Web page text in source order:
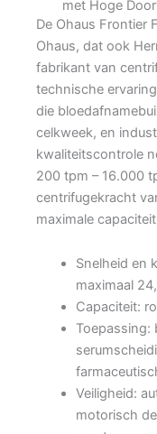
met Hoge
De Ohaus Frontier
Ohaus, dat ook
fabrikant van
technische
die
celkweek, en
kwaliteitscontrole
200 tpm – 16.000
centrifugekracht
maximale
Snelheid en
maximaal
Capaciteit:
Toepassing:
Veiligheid:
motorisch